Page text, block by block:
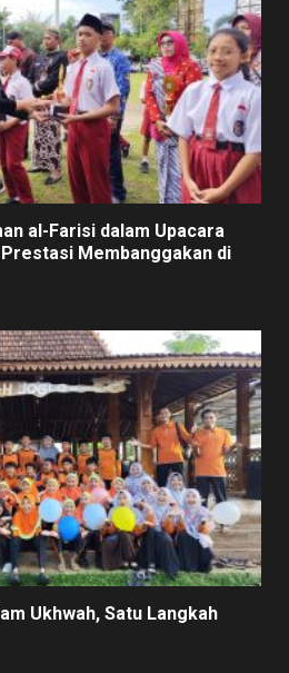
al-Farisi dalam Upacara
Prestasi Membanggakan di
Ukhwah, Satu Langkah